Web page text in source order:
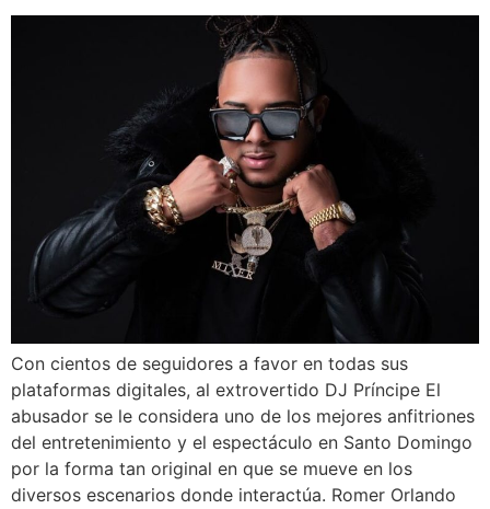
Con cientos de seguidores a favor en todas sus
plataformas digitales, al extrovertido DJ Príncipe El
abusador se le considera uno de los mejores anfitriones
del entretenimiento y el espectáculo en Santo Domingo
por la forma tan original en que se mueve en los
diversos escenarios donde interactúa. Romer Orlando